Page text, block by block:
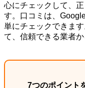
心にチェックして、
す。口コミは、
単にチェックできま
て、信頼できる業者
7つのポイント